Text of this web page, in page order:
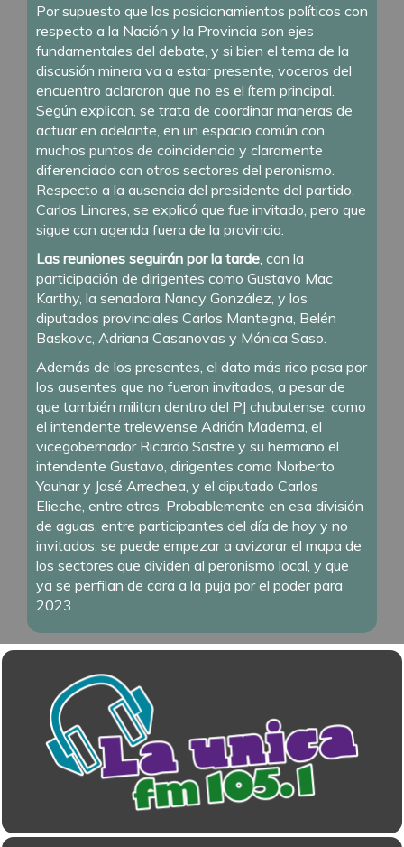
Por supuesto que los posicionamientos políticos con
respecto a la Nación y la Provincia son ejes
fundamentales del debate, y si bien el tema de la
discusión minera va a estar presente, voceros del
encuentro aclararon que no es el ítem principal.
Según explican, se trata de coordinar maneras de
actuar en adelante, en un espacio común con
muchos puntos de coincidencia y claramente
diferenciado con otros sectores del peronismo.
Respecto a la ausencia del presidente del partido,
Carlos Linares, se explicó que fue invitado, pero que
sigue con agenda fuera de la provincia.
Las reuniones seguirán por la tarde , con la
participación de dirigentes como Gustavo Mac
Karthy, la senadora Nancy González, y los
diputados provinciales Carlos Mantegna, Belén
Baskovc, Adriana Casanovas y Mónica Saso.
Además de los presentes, el dato más rico pasa por
los ausentes que no fueron invitados, a pesar de
que también militan dentro del PJ chubutense, como
el intendente trelewense Adrián Maderna, el
vicegobernador Ricardo Sastre y su hermano el
intendente Gustavo, dirigentes como Norberto
Yauhar y José Arrechea, y el diputado Carlos
Elieche, entre otros. Probablemente en esa división
de aguas, entre participantes del día de hoy y no
invitados, se puede empezar a avizorar el mapa de
los sectores que dividen al peronismo local, y que
ya se perfilan de cara a la puja por el poder para
2023.